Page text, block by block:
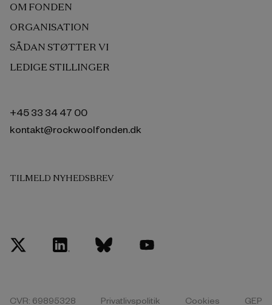
OM FONDEN
ORGANISATION
SÅDAN STØTTER VI
LEDIGE STILLINGER
+45 33 34 47 00
kontakt@rockwoolfonden.dk
CVR: 69895328 Privatlivspolitik Cookies GEP
TILMELD NYHEDSBREV